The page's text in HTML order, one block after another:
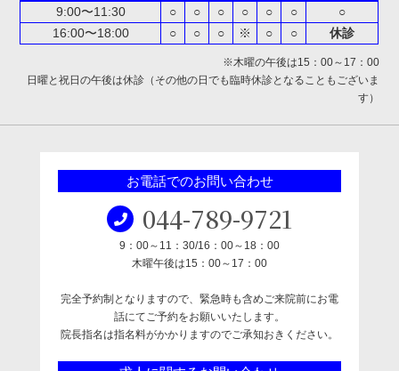
9:00〜11:30
○ ○ ○ ○ ○ ○
○
16:00〜18:00
○ ○ ○ ※ ○ ○ 休診
※木曜の午後は15：00～17：00
日曜と祝日の午後は休診（その他の日でも臨時休診となることもございま
す）
お電話でのお問い合わせ
044-789-9721
9：00～11：30/16：00～18：00
木曜午後は15：00～17：00
完全予約制となりますので、緊急時も含めご来院前にお電
話にてご予約をお願いいたします。
院長指名は指名料がかかりますのでご承知おきください。